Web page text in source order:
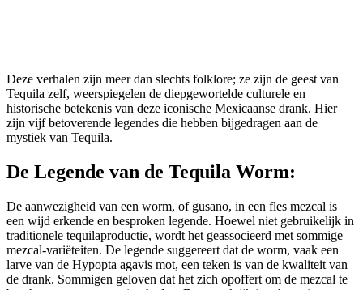
Deze verhalen zijn meer dan slechts folklore; ze zijn de geest van
Tequila zelf, weerspiegelen de diepgewortelde culturele en
historische betekenis van deze iconische Mexicaanse drank. Hier
zijn vijf betoverende legendes die hebben bijgedragen aan de
mystiek van Tequila.
De Legende van de Tequila Worm:
De aanwezigheid van een worm, of gusano, in een fles mezcal is
een wijd erkende en besproken legende. Hoewel niet gebruikelijk in
traditionele tequilaproductie, wordt het geassocieerd met sommige
mezcal-variëteiten. De legende suggereert dat de worm, vaak een
larve van de Hypopta agavis mot, een teken is van de kwaliteit van
de drank. Sommigen geloven dat het zich opoffert om de mezcal te